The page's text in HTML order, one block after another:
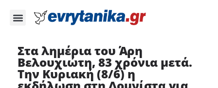
Στα λημέρια του Άρη
Βελουχιώτη, 83 χρόνια μετά.
Την Κυριακή (8/6) η